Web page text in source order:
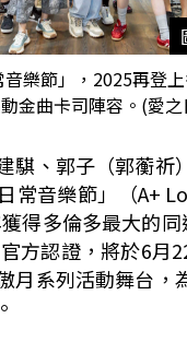
樂節」，2025再登
金曲卡司陣容。(愛
騏、郭子（郭蘅祈
常音樂節」（A+
得多倫多最大的
方認證，將於6月
月系列活動舞台，